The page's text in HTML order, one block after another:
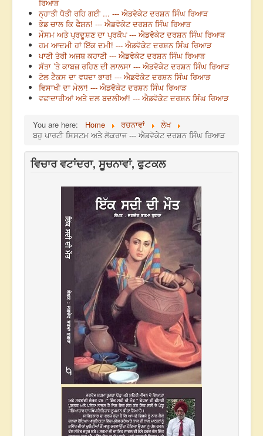
ਰਿਆੜ
ਨ੍ਹਾਤੀ ਧੋਤੀ ਰਹਿ ਗਈ ... --- ਐਡਵੋਕੇਟ ਦਰਸ਼ਨ ਸਿੰਘ ਰਿਆੜ
ਭੇਡ ਚਾਲ ਕਿ ਫੈਸ਼ਨ! --- ਐਡਵੋਕੇਟ ਦਰਸ਼ਨ ਸਿੰਘ ਰਿਆੜ
ਮੌਸਮ ਅਤੇ ਪ੍ਰਦੂਸ਼ਣ ਦਾ ਪ੍ਰਕੋਪ --- ਐਡਵੋਕੇਟ ਦਰਸ਼ਨ ਸਿੰਘ ਰਿਆੜ
ਹਮ ਆਦਮੀ ਹਾਂ ਇੱਕ ਦਮੀ! --- ਐਡਵੋਕੇਟ ਦਰਸ਼ਨ ਸਿੰਘ ਰਿਆੜ
ਪਾਣੀ ਤੇਰੀ ਅਜਬ ਕਹਾਣੀ --- ਐਡਵੋਕੇਟ ਦਰਸ਼ਨ ਸਿੰਘ ਰਿਆੜ
ਸੱਤਾ ’ਤੇ ਕਾਬਜ਼ ਰਹਿਣ ਦੀ ਲਾਲਸਾ --- ਐਡਵੋਕੇਟ ਦਰਸ਼ਨ ਸਿੰਘ ਰਿਆੜ
ਟੋਲ ਟੈਕਸ ਦਾ ਵਧਦਾ ਭਾਰ! --- ਐਡਵੋਕੇਟ ਦਰਸ਼ਨ ਸਿੰਘ ਰਿਆੜ
ਵਿਸਾਖੀ ਦਾ ਮੇਲਾ! --- ਐਡਵੋਕੇਟ ਦਰਸ਼ਨ ਸਿੰਘ ਰਿਆੜ
ਵਫਾਦਾਰੀਆਂ ਅਤੇ ਦਲ ਬਦਲੀਆਂ! --- ਐਡਵੋਕੇਟ ਦਰਸ਼ਨ ਸਿੰਘ ਰਿਆੜ
You are here: Home ਰਚਨਾਵਾਂ
ਲੇਖ
ਬਹੁ ਪਾਰਟੀ ਸਿਸਟਮ ਅਤੇ ਲੋਕਰਾਜ --- ਐਡਵੋਕੇਟ ਦਰਸ਼ਨ ਸਿੰਘ ਰਿਆੜ
ਵਿਚਾਰ ਵਟਾਂਦਰਾ, ਸੂਚਨਾਵਾਂ, ਫੁਟਕਲ